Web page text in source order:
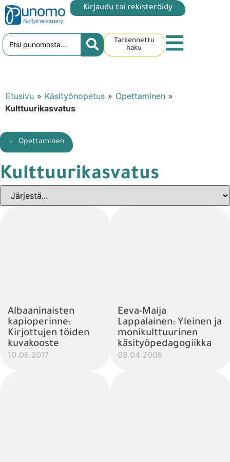
Kirjaudu tai rekisteröidy
Tarkennettu
haku
Etusivu » Käsityönopetus » Opettaminen »
Kulttuurikasvatus
← Opettaminen
Kulttuurikasvatus
Albaaninaisten
kapioperinne:
Kirjottujen töiden
kuvakooste
10.06.2017
Eeva-Maija
Lappalainen: Yleinen ja
monikulttuurinen
käsityöpedagogiikka
08.04.2006